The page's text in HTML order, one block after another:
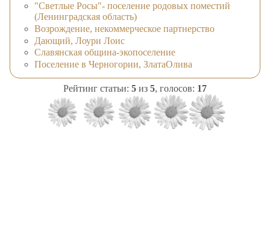
"Светлые Росы"- поселение родовых поместий
(Ленинградская область)
Возрождение, некоммерческое партнерство
Дающий, Лоури Лоис
Славянская община-экопоселение
Поселение в Черногории, ЗлатаОлива
Рейтинг статьи: 5 из 5, голосов: 17